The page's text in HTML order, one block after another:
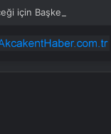
için Başkent’te güçlü